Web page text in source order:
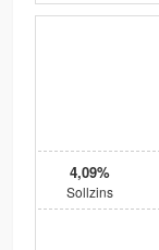
4,09%
Sollzins